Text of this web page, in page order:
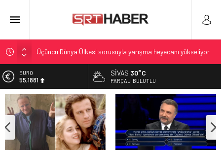
Üçüncü Dünya Ülkesi sorusuyla yarışma heyecanı yükseliyor
Kadınların Halay Buluşmasıyla Sivas’ta Büyük Coşku
Akar: Şehit aileleri ve gazilerinin durumu siyasete alet
edilmemeli
Drake, Lin Lamar ile Canlı Yayında Şaşkınlık Yarattı
Christopher Lambert Kan Şekerinin Düşmesiyle Yere Yıkıldı
ALTIN
6.660,55
BİST
13.779,39
DOLAR
47,7111
EURO
SIVAS 30°C
PARÇALI BULUTLU